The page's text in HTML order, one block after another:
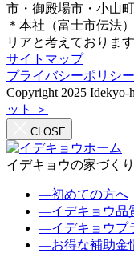
市・御殿場市・小山町
＊本社（富士市伝法
リアと考えております
サイトマップ
プライバシーポリシー
Copyright 2025 Idekyo-
ット ＞
CLOSE
イデキョウの家づくり
―初めての方へ
―イデキョウ品
―イデキョウプ
―お得な補助金